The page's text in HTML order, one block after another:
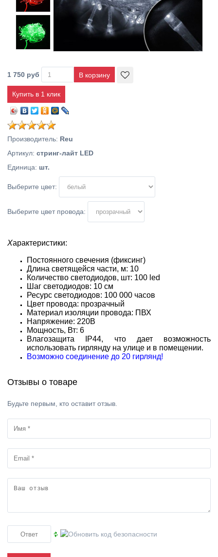
1 750 руб
Купить в 1 клик
Производитель: Reu
Артикул: стринг-лайт LED
Единица: шт.
Выберите цвет:
Выберите цвет провода:
Характеристики:
Постоянного свечения (фиксинг)
Длина светящейся части, м: 10
Количество светодиодов, шт: 100 led
Шаг светодиодов: 10 см
Ресурс светодиодов: 100 000 часов
Цвет провода: прозрачный
Материал изоляции провода: ПВХ
Напряжение: 220В
Мощность, Вт: 6
Влагозащита IP44, что дает возможность
использовать гирлянду на улице и в помещении.
Возможно соединение до 20 гирлянд!
Отзывы о товаре
Будьте первым, кто оставит отзыв.